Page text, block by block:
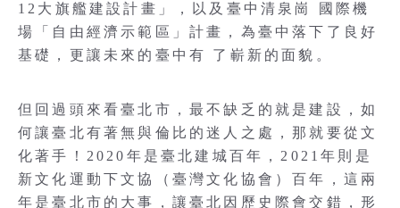
12大旗艦建設計畫」，以及臺中清泉崗 國際機
場「自由經濟示範區」計畫，為臺中落下了良好
基礎，更讓未來的臺中有 了嶄新的面貌。
但回過頭來看臺北市，最不缺乏的就是建設，如
何讓臺北有著無與倫比的迷人之處，那就要從文
化著手！2020年是臺北建城百年，2021年則是
新文化運動下文協（臺灣文化協會）百年，這兩
年是臺北市的大事，讓臺北因歷史際會交錯，形